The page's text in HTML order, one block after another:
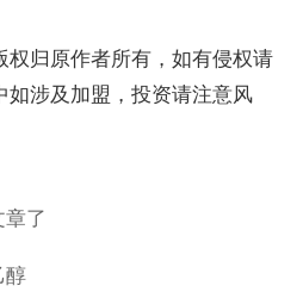
权归原作者所有，如有侵权请
如涉及加盟，投资请注意风
了
醇